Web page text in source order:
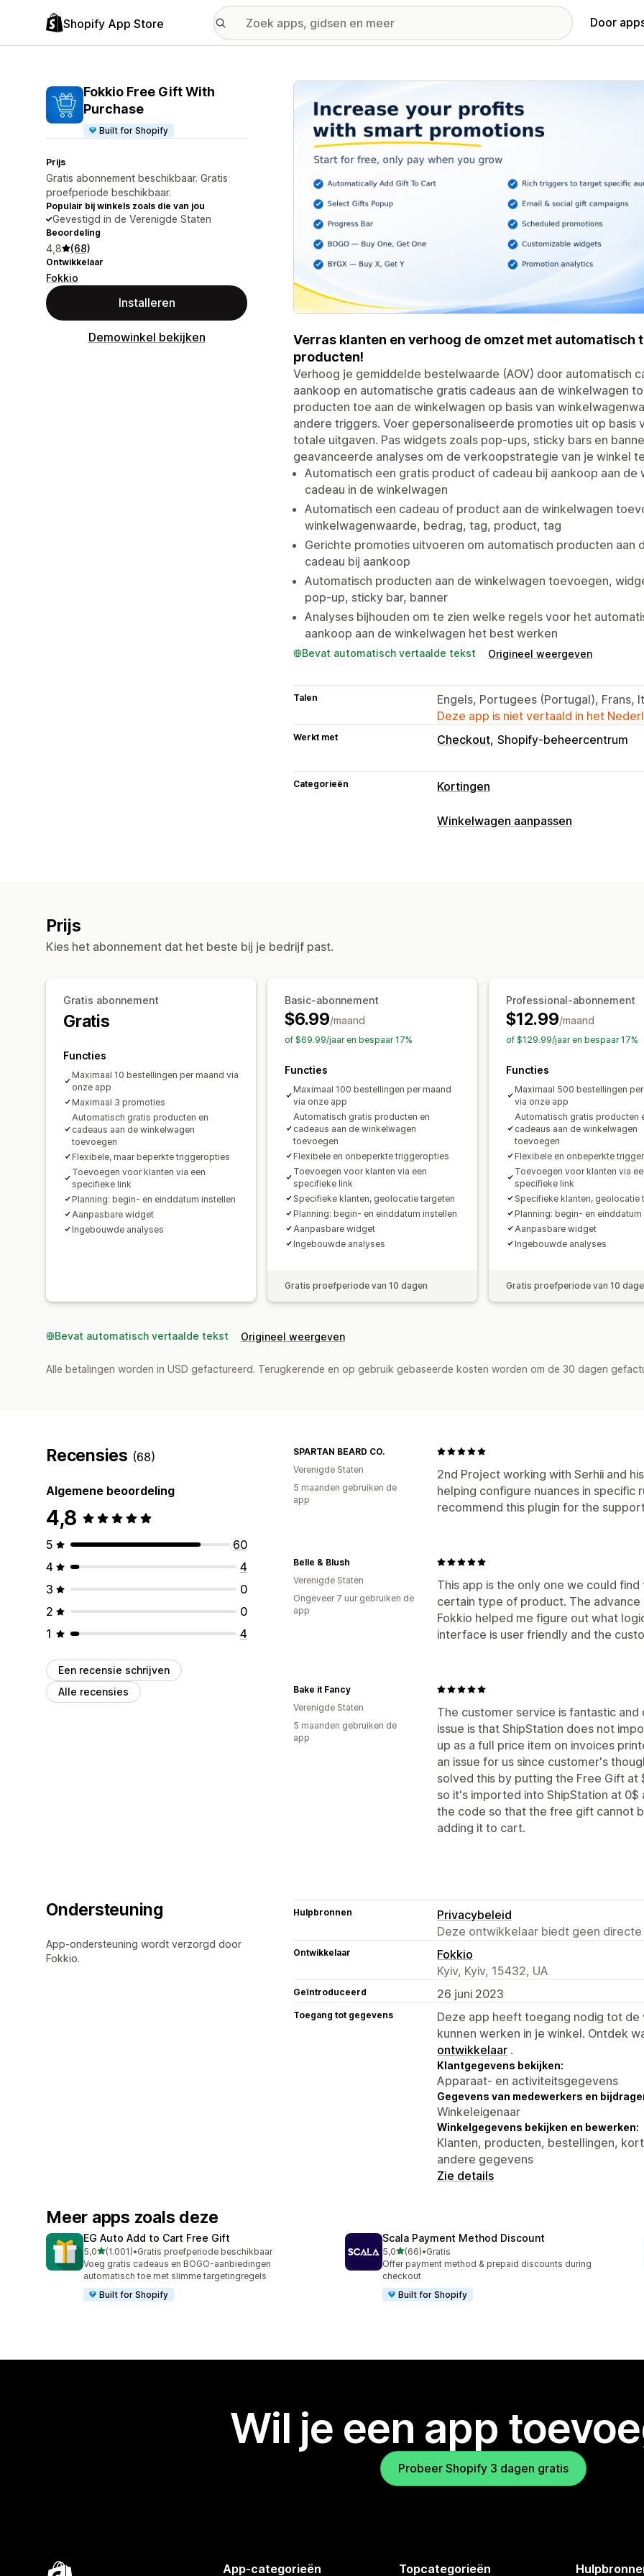
Shopify App Store Door
Fokkio Free Gift With
Purchase
Built for Shopify
Prijs
Gratis abonnement beschikbaar. Gratis
proefperiode beschikbaar.
Populair bij winkels zoals die van jou
Gevestigd in de Verenigde Staten
Beoordeling
4,8 (68)
Ontwikkelaar
Fokkio
Installeren
Demowinkel bekijken
Galerij met uitgelichte afbeeldingen
Verras klanten en verhoog de omzet met automatisch
producten!
Verhoog je gemiddelde bestelwaarde (AOV) door automatisch
aankoop en automatische gratis cadeaus aan de winkelwagen
producten toe aan de winkelwagen op basis van
andere triggers. Voer gepersonaliseerde promoties uit op basis
totale uitgaven. Pas widgets zoals pop-ups, sticky bars en
geavanceerde analyses om de verkoopstrategie van je winkel
Automatisch een gratis product of cadeau bij aankoop aan
cadeau in de winkelwagen
Automatisch een cadeau of product aan de winkelwagen
winkelwagenwaarde, bedrag, tag, product, tag
Gerichte promoties uitvoeren om automatisch producten aan
cadeau bij aankoop
Automatisch producten aan de winkelwagen toevoegen,
pop-up, sticky bar, banner
Analyses bijhouden om te zien welke regels voor het
aankoop aan de winkelwagen het best werken
Bevat automatisch vertaalde tekst Origineel weergeven
Talen
Engels, Portugees (Portugal), Frans,
Deze app is niet vertaald in het
Werkt met Checkout Shopify-beheercentrum
Categorieën Kortingen
Soorten kortingen
Tagging
Winkelwagen aanpassen
Prijs
Kies het abonnement dat het beste bij je bedrijf past.
Gratis abonnement
Gratis
Functies
Maximaal 10 bestellingen per maand via
onze app
Maximaal 3 promoties
Automatisch gratis producten en
cadeaus aan de winkelwagen
toevoegen
Flexibele, maar beperkte triggeropties
Toevoegen voor klanten via een
specifieke link
Planning: begin- en einddatum instellen
Aanpasbare widget
Ingebouwde analyses
Basic-abonnement
$6.99/maand
of $69.99/jaar en bespaar 17%
Functies
Maximaal 100 bestellingen per maand
via onze app
Automatisch gratis producten en
cadeaus aan de winkelwagen
toevoegen
Flexibele en onbeperkte triggeropties
Toevoegen voor klanten via een
specifieke link
Specifieke klanten, geolocatie targeten
Planning: begin- en einddatum instellen
Aanpasbare widget
Ingebouwde analyses
Gratis proefperiode van 10 dagen
Professional-abonnement
$12.99/maand
of $129.99/jaar en bespaar 17%
Functies
Maximaal 500 bestellingen
via onze app
Automatisch gratis producten
cadeaus aan de winkelwagen
toevoegen
Flexibele en onbeperkte
Toevoegen voor klanten via
specifieke link
Specifieke klanten, geolocatie
Planning: begin- en einddatum
Aanpasbare widget
Ingebouwde analyses
Gratis proefperiode van 10
Bevat automatisch vertaalde tekst Origineel weergeven
Alle betalingen worden in USD gefactureerd. Terugkerende en op gebruik gebaseerde kosten worden om de 30 dagen
Recensies (68)
Algemene beoordeling
4,8
5
60
4
4
3
0
2
0
1
4
Een recensie schrijven
Alle recensies
2nd Project working with Serhii and
helping configure nuances in specific
recommend this plugin for the
SPARTAN BEARD CO.
Verenigde Staten
5 maanden gebruiken de
app
This app is the only one we could
certain type of product. The
Fokkio helped me figure out what
interface is user friendly and the
Belle & Blush
Verenigde Staten
Ongeveer 7 uur gebruiken de
app
The customer service is fantastic
issue is that ShipStation does not
up as a full price item on invoices
an issue for us since customer's
solved this by putting the Free Gift
so it's imported into ShipStation at
the code so that the free gift cannot
adding it to cart.
Bake it Fancy
Verenigde Staten
5 maanden gebruiken de
app
Ondersteuning
App-ondersteuning wordt verzorgd door
Fokkio.
Hulpbronnen
Privacybeleid
Deze ontwikkelaar biedt geen
Ontwikkelaar
Fokkio
Kyiv, Kyiv, 15432, UA
Geïntroduceerd 26 juni 2023
Toegang tot gegevens
Deze app heeft toegang nodig tot
kunnen werken in je winkel. Ontdek
ontwikkelaar .
Klantgegevens bekijken:
Apparaat- en activiteitsgegevens
Gegevens van medewerkers en
Winkeleigenaar
Winkelgegevens bekijken en bewerken:
Klanten, producten, bestellingen,
andere gegevens
Zie details
Meer apps zoals deze
EG Auto Add to Cart Free Gift
5,0van 5 sterren
(1.001)
1001 recensies in totaal
•Gratis proefperiode beschikbaar
Voeg gratis cadeaus en BOGO-aanbiedingen
automatisch toe met slimme targetingregels
Built for Shopify
Scala Payment Method Discount
5,0van 5 sterren
(66)
66 recensies in totaal
•Gratis
Offer payment method & prepaid discounts during
checkout
Built for Shopify
Wil je een app
Probeer Shopify 3 dagen gratis
App-categorieën Topcategorieën